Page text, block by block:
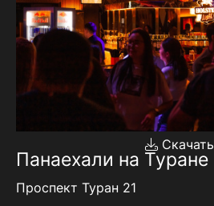
Скачать
Панаехали на Туране
Проспект Туран 21